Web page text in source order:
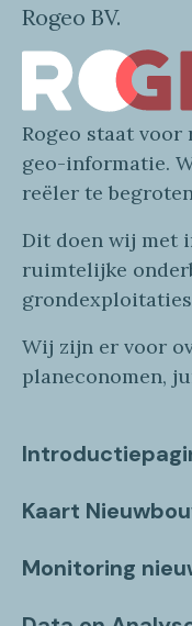
Rogeo BV.
Rogeo staat voor
geo-informatie.
reëler te
Dit doen wij met
ruimtelijke
grondexploitaties
Wij zijn er voor
planeconomen,
Kaart
Monitoring